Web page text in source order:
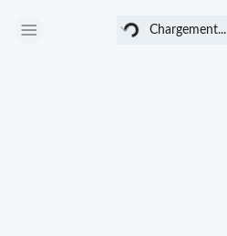
Chargement... Chargement...